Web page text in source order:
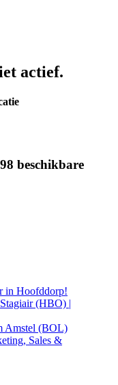
actief.
beschikbare
in Hoofddorp!
(HBO) |
Amstel (BOL)
Sales &